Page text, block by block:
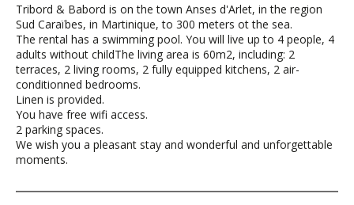
Tribord & Babord is on the town Anses d'Arlet, in the region
Sud Caraïbes, in Martinique, to 300 meters ot the sea.
The rental has a swimming pool. You will live up to 4 people, 4
adults without childThe living area is 60m2, including: 2
terraces, 2 living rooms, 2 fully equipped kitchens, 2 air-
conditionned bedrooms.
Linen is provided.
You have free wifi access.
2 parking spaces.
We wish you a pleasant stay and wonderful and unforgettable
moments.